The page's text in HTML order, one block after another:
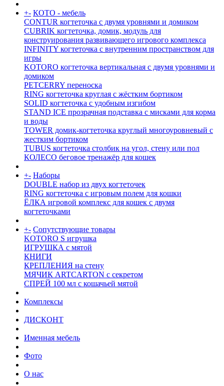
+- КОТО - мебель
CONTUR когтеточка с двумя уровнями и домиком
CUBRIK когтеточка, домик, модуль для
конструирования развивающего игрового комплекса
INFINITY когтеточка с внутренним пространством для
игры
KOTORO когтеточка вертикальная с двумя уровнями и
домиком
PETCERRY переноска
RING когтеточка круглая с жёстким бортиком
SOLID когтеточка с удобным изгибом
STAND ICE прозрачная подставка с мисками для корма
и воды
TOWER домик-когтеточка круглый многоуровневый с
жестким бортиком
TUBUS когтеточка столбик на угол, стену или пол
КОЛЕСО беговое тренажёр для кошек
+- Наборы
DOUBLE набор из двух когтеточек
RING когтеточка c игровым полем для кошки
ЁЛКА игровой комплекс для кошек с двумя
когтеточками
+- Сопутствующие товары
KOTORO S игрушка
ИГРУШКА с мятой
КНИГИ
КРЕПЛЕНИЯ на стену
МЯЧИК ARTCARTON с секретом
СПРЕЙ 100 мл с кошачьей мятой
Комплексы
ДИСКОНТ
Именная мебель
Фото
О нас